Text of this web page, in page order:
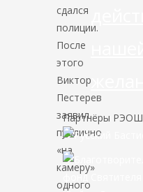
сдался
полиции.
После
этого
Виктор
Пестерев
заявил
публично
«на
камеру»
одного
Партнёры РЭОШ